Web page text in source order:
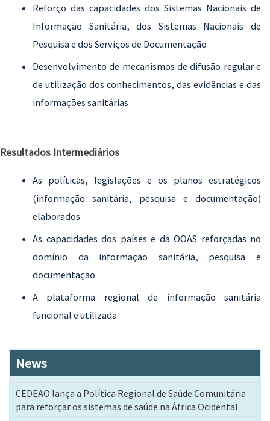
Reforço das capacidades dos Sistemas Nacionais de
Informação Sanitária, dos Sistemas Nacionais de
Pesquisa e dos Serviços de Documentação
Desenvolvimento de mecanismos de difusão regular e
de utilização dos conhecimentos, das evidências e das
informações sanitárias
Resultados Intermediários
As políticas, legislações e os planos estratégicos
(informação sanitária, pesquisa e documentação)
elaborados
As capacidades dos países e da OOAS reforçadas no
domínio da informação sanitária, pesquisa e
documentação
A plataforma regional de informação sanitária
funcional e utilizada
News
CEDEAO lança a Política Regional de Saúde Comunitária
para reforçar os sistemas de saúde na África Ocidental